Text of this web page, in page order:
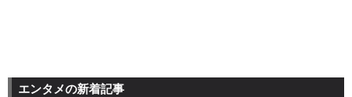
エンタメの新着記事